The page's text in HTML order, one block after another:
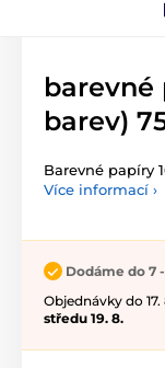
barevné
barev)
Barevné papíry
Více informací ›
Dodáme do 7
Objednávky do
středu 19. 8.